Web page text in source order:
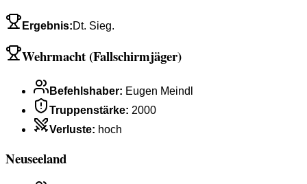
Ergebnis:Dt. Sieg.
Wehrmacht (Fallschirmjäger)
Befehlshaber: Eugen Meindl
Truppenstärke: 2000
Verluste: hoch
Neuseeland